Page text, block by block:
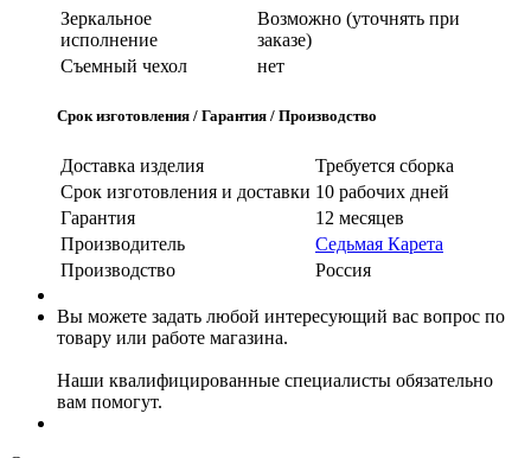
Зеркальное
исполнение
Возможно (уточнять при
заказе)
Съемный чехол
нет
Срок изготовления / Гарантия / Производство
Доставка изделия
Требуется сборка
Срок изготовления и доставки 10 рабочих дней
Гарантия
12 месяцев
Производитель
Седьмая Карета
Производство
Россия
Вы можете задать любой интересующий вас вопрос по
товару или работе магазина.
Наши квалифицированные специалисты обязательно
вам помогут.